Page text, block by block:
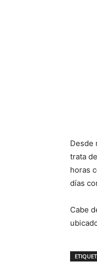
Desde
trata
horas
días
Cabe